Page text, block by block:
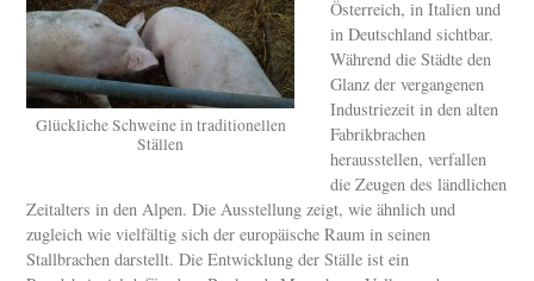
Glückliche Schweine in traditionellen
Ställen
Österreich, in Italien und
in Deutschland sichtbar.
Während die Städte den
Glanz der vergangenen
Industriezeit in den alten
Fabrikbrachen
herausstellen, verfallen
die Zeugen des ländlichen
Zeitalters in den Alpen. Die Ausstellung zeigt, wie ähnlich und
zugleich wie vielfältig sich der europäische Raum in seinen
Stallbrachen darstellt. Die Entwicklung der Ställe ist ein